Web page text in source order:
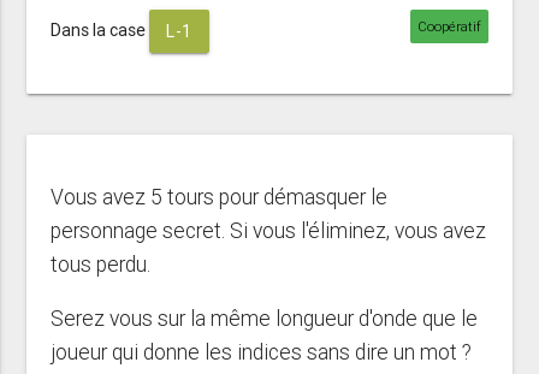
Dans la case L-1 Coopératif
Vous avez 5 tours pour démasquer le
personnage secret. Si vous l'éliminez, vous avez
tous perdu.
Serez vous sur la même longueur d'onde que le
joueur qui donne les indices sans dire un mot ?